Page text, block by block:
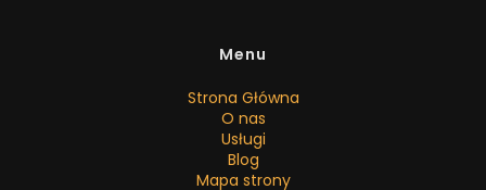
Menu
Strona Główna
O nas
Usługi
Blog
Mapa strony